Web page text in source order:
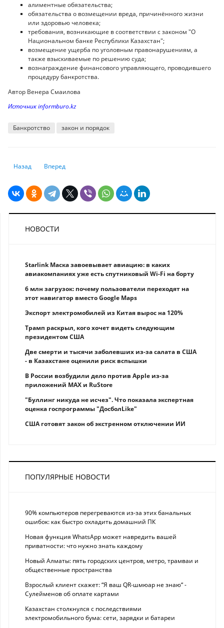
алиментные обязательства;
обязательства о возмещении вреда, причинённого жизни
или здоровью человека;
требования, возникающие в соответствии с законом "О
Национальном банке Республики Казахстан";
возмещение ущерба по уголовным правонарушениям, а
также взыскиваемые по решению суда;
вознаграждение финансового управляющего, проводившего
процедуру банкротства.
Автор Венера Смаилова
Источник informburo.kz
Банкротство закон и порядок
Предыдущий: Сколько стоит каско на китайские авто в 2025 году:
Назад Следующий: Дропперство: как не стать соучастником
Вперед
НОВОСТИ
Starlink Маска завоевывает авиацию: в каких
авиакомпаниях уже есть спутниковый Wi-Fi на борту
6 млн загрузок: почему пользователи переходят на
этот навигатор вместо Google Maps
Экспорт электромобилей из Китая вырос на 120%
Трамп раскрыл, кого хочет видеть следующим
президентом США
Две смерти и тысячи заболевших из-за салата в США
- в Казахстане оценили риск вспышки
В России возбудили дело против Apple из-за
приложений MAX и RuStore
"Буллинг никуда не исчез". Что показала экспертная
оценка госпрограммы "ДосболLike"
США готовят закон об экстренном отключении ИИ
ПОПУЛЯРНЫЕ НОВОСТИ
90% компьютеров перегреваются из-за этих банальных
ошибок: как быстро охладить домашний ПК
Новая функция WhatsApp может навредить вашей
приватности: что нужно знать каждому
Новый Алматы: пять городских центров, метро, трамваи и
общественные пространства
Взрослый клиент скажет: “Я ваш QR-шмюар не знаю“ -
Сулейменов об оплате картами
Казахстан столкнулся с последствиями
электромобильного бума: сети, зарядки и батареи